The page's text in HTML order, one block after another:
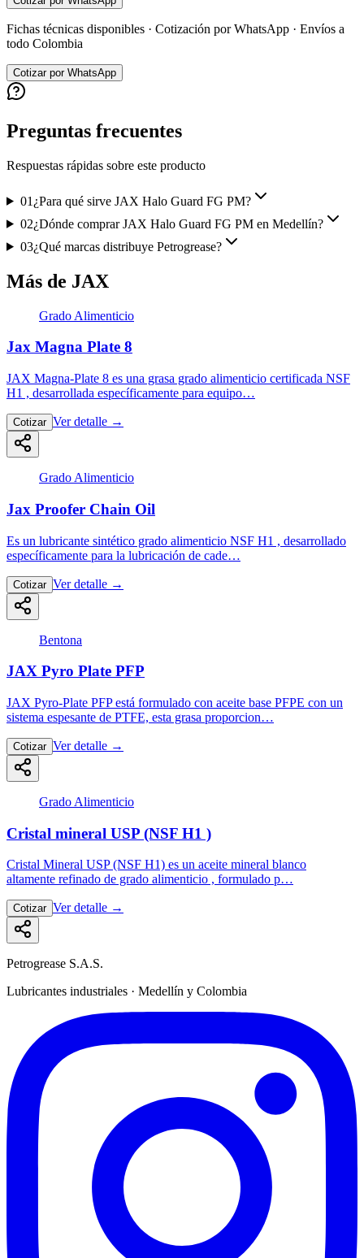
Fichas técnicas disponibles · Cotización por WhatsApp · Envíos a
todo Colombia
Cotizar por WhatsApp
Preguntas frecuentes
Respuestas rápidas sobre este producto
01 ¿Para qué sirve JAX Halo Guard FG PM?
02¿Dónde comprar JAX Halo Guard FG PM en Medellín?
03¿Qué marcas distribuye Petrogrease?
Más de JAX
Grado Alimenticio
Jax Magna Plate 8
JAX Magna-Plate 8 es una grasa grado alimenticio certificada NSF
H1 , desarrollada específicamente para equipo…
Cotizar Ver detalle →
Grado Alimenticio
Jax Proofer Chain Oil
Es un lubricante sintético grado alimenticio NSF H1 , desarrollado
específicamente para la lubricación de cade…
Cotizar Ver detalle →
Bentona
JAX Pyro Plate PFP
JAX Pyro-Plate PFP está formulado con aceite base PFPE con un
sistema espesante de PTFE, esta grasa proporcion…
Cotizar Ver detalle →
Grado Alimenticio
Cristal mineral USP (NSF H1 )
Cristal Mineral USP (NSF H1) es un aceite mineral blanco
altamente refinado de grado alimenticio , formulado p…
Cotizar Ver detalle →
Petrogrease S.A.S.
Lubricantes industriales · Medellín y Colombia